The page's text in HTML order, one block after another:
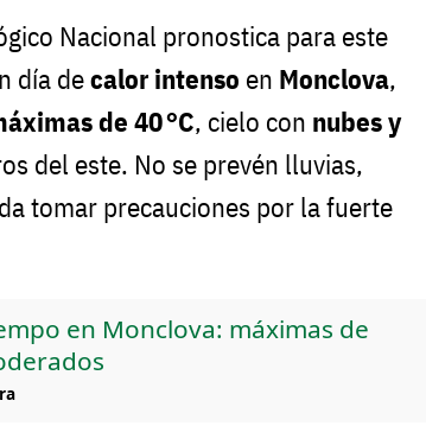
Nacional pronostica para este
día decalor intenso en Monclova,
de 40 °C, cielo con nubes y
del este. No se prevén lluvias,
tomar precauciones por la fuerte
en Monclova: máximas de